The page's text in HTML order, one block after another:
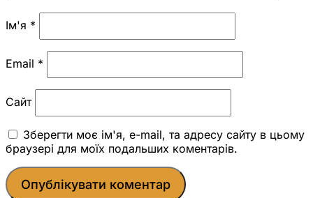
Ім'я *
Email *
Сайт
Зберегти моє ім'я, e-mail, та адресу сайту в цьому
браузері для моїх подальших коментарів.